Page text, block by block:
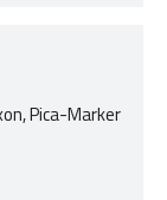
Pica-Marker